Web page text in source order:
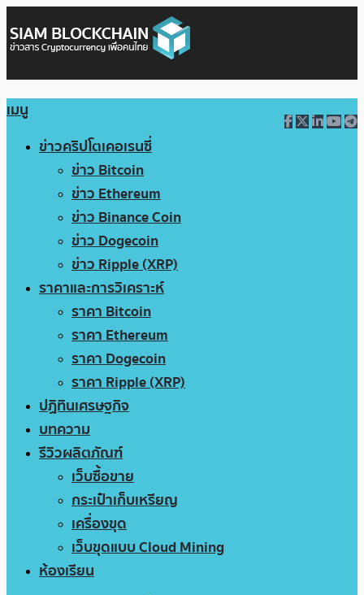
เมนู
ข่าวคริปโตเคอเรนซี่
ข่าว Bitcoin
ข่าว Ethereum
ข่าว Binance Coin
ข่าว Dogecoin
ข่าว Ripple (XRP)
ราคาและการวิเคราะห์
ราคา Bitcoin
ราคา Ethereum
ราคา Dogecoin
ราคา Ripple (XRP)
ปฏิทินเศรษฐกิจ
บทความ
รีวิวผลิตภัณฑ์
เว็บซื้อขาย
กระเป๋าเก็บเหรียญ
เครื่องขุด
เว็บขุดแบบ Cloud Mining
ห้องเรียน